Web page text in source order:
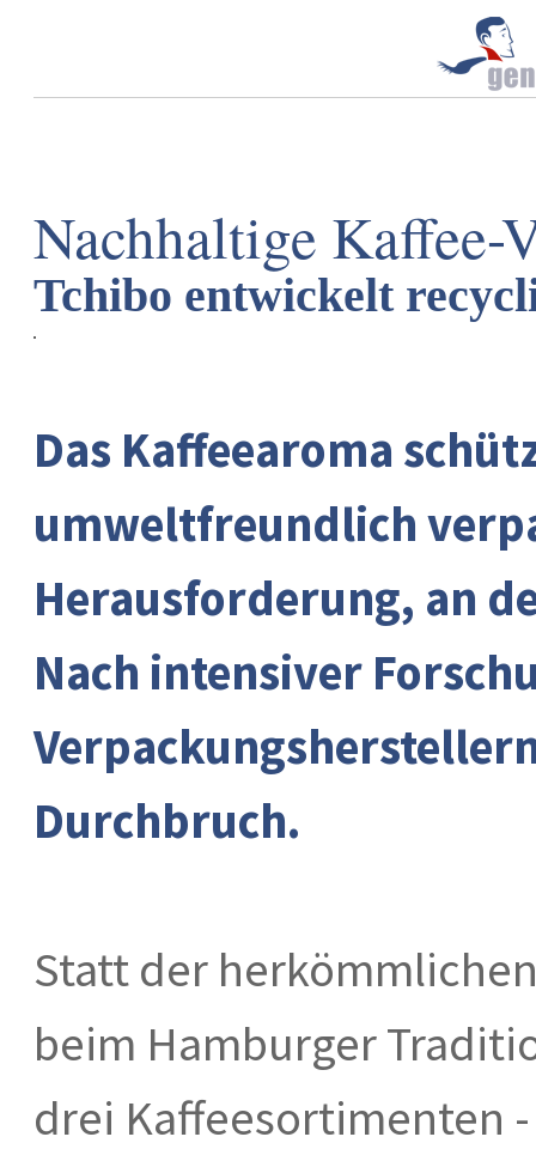
Nachhaltige Kaffee-
Tchibo entwickelt
Das Kaffeearoma
umweltfreundlich
Herausforderung, an
Nach intensiver
Durchbruch.
Statt der
beim Hamburger
drei Kaffeesortimenten